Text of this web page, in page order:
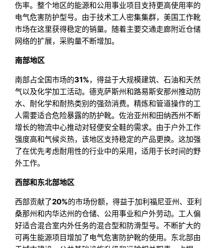
伤率。整个地区的能源和公用事业项目支持更高使用率的
电气危害防护型号。由于技术工人密集集群，美国工作靴
市场在这里获得稳定的销量。随着主要交通走廊附近仓储
网络的扩展，采购量不断增加。
南部地区
南部占全国市场的31%，得益于大规模建筑、石油和天然
气以及化学加工活动。德克萨斯州和路易斯安那州推动防
水、耐化学和耐热类别的强劲消费。精炼和管道操作的工
人需要适合危险暴露的防护靴。佐治亚州和田纳西州不断
增长的物流中心推动对轻便安全鞋的需求。由于户外工作
强度高和气候炎热，该地区支持稳定的产品更换。这加强
了在优先考虑耐用性的行业中的采用，适用于长时间的野
外工作。
西部和东北部地区
西部贡献了20%的市场份额，得益于加利福尼亚州、亚利
桑那州和内华达州的仓储、公用事业和户外劳动。工人偏
好适合混合室内外任务的混合型和防滑型号。不断扩大的
可再生能源项目增加了电气危害防护靴的使用。东北部由